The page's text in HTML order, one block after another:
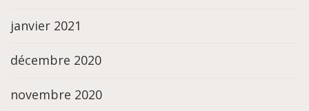
janvier 2021
décembre 2020
novembre 2020